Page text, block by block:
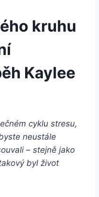
kruhu
Kaylee
cyklu stresu,
neustále
– stejně jako
byl život